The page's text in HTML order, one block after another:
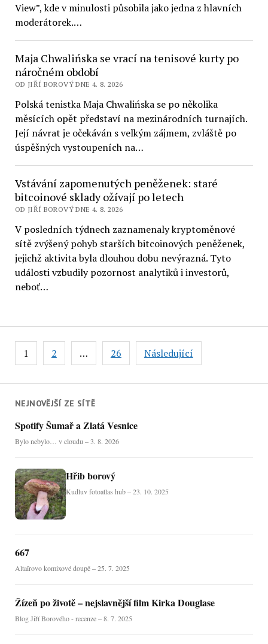
NEJNOVĚJŠÍ ZE SÍTĚ
Spotify Šumař a Zlatá Vesnice
Bylo nebylo… v cloudu – 3. 8. 2026
Hřib borový
Kudluv fotoatlas hub – 23. 10. 2025
667
Altaïrovo komixové doupě – 25. 7. 2025
Žízeň po životě – nejslavnější film Kirka Douglase
Blog Jiří Borového - recenze – 8. 7. 2025
View”, kde v minulosti působila jako jedna z hlavních
moderátorek.…
Maja Chwalińska se vrací na tenisové kurty po
náročném období
OD JIŘÍ BOROVÝ DNE 4. 8. 2026
Polská tenistka Maja Chwalińska se po několika
měsících opět představí na mezinárodních turnajích.
Její návrat je očekáván s velkým zájmem, zvláště po
úspěšných vystoupeních na…
Vstávání zapomenutých peněženek: staré
bitcoinové sklady ožívají po letech
OD JIŘÍ BOROVÝ DNE 4. 8. 2026
V posledních týdnech zaznamenaly kryptoměnové
sítě zvýšený pohyb starších bitcoinových peněženek,
jejichž aktivita byla dlouhou dobu nevýrazná. Tyto
události vzbudily pozornost analytiků i investorů,
neboť…
Stránkování
příspěvků
1 2 … 26 Následující